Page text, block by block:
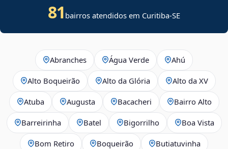
81 bairros atendidos em Curitiba-SE
Abranches Água Verde Ahú
Alto Boqueirão Alto da Glória Alto da XV
Atuba Augusta Bacacheri Bairro Alto
Barreirinha Batel Bigorrilho Boa Vista
Bom Retiro Boqueirão Butiatuvinha